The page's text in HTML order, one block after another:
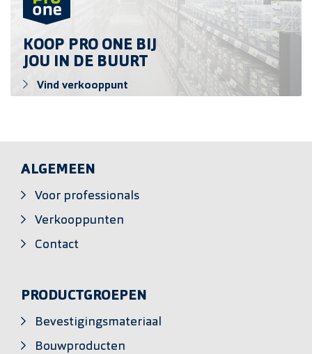
KOOP PRO ONE BIJ
JOU IN DE BUURT
Vind verkooppunt
ALGEMEEN
Voor professionals
Verkooppunten
Contact
PRODUCTGROEPEN
Bevestigingsmateriaal
Bouwproducten